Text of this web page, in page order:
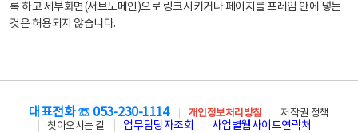
록 하고 세부화면(서브도메인)으로 링크시키거나 페이지를 프레임 안에 넣는
것은 허용되지 않습니다.
대표전화 ☏ 053-230-1114 개인정보처리방침
저작권 정책
찾아오시는 길
업무담당자조회 사업별웹사이트연락처